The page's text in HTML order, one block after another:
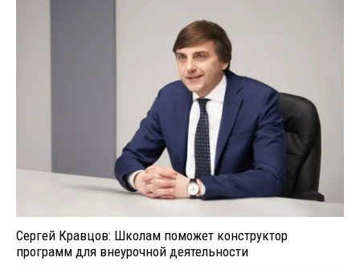
Сергей Кравцов: Школам поможет конструктор
программ для внеурочной деятельности